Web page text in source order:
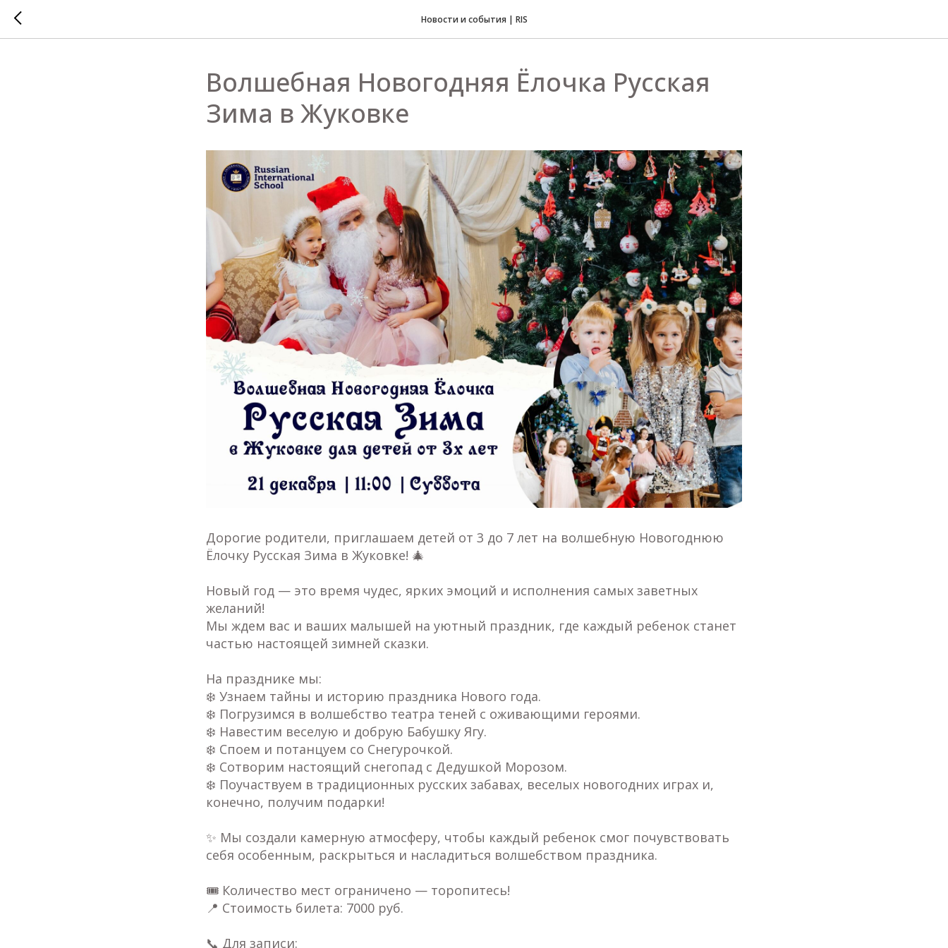
Новости и события | RIS
Волшебная Новогодняя Ёлочка Русская
Зима в Жуковке
Дорогие родители, приглашаем детей от 3 до 7 лет на волшебную Новогоднюю
Ёлочку Русская Зима в Жуковке! 🎄
Новый год — это время чудес, ярких эмоций и исполнения самых заветных
желаний!
Мы ждем вас и ваших малышей на уютный праздник, где каждый ребенок станет
частью настоящей зимней сказки.
На празднике мы:
❄️ Узнаем тайны и историю праздника Нового года.
❄️ Погрузимся в волшебство театра теней с оживающими героями.
❄️ Навестим веселую и добрую Бабушку Ягу.
❄️ Споем и потанцуем со Снегурочкой.
❄️ Сотворим настоящий снегопад с Дедушкой Морозом.
❄️ Поучаствуем в традиционных русских забавах, веселых новогодних играх и,
конечно, получим подарки!
✨ Мы создали камерную атмосферу, чтобы каждый ребенок смог почувствовать
себя особенным, раскрыться и насладиться волшебством праздника.
🎟 Количество мест ограничено — торопитесь!
📍 Стоимость билета: 7000 руб.
📞 Для записи: